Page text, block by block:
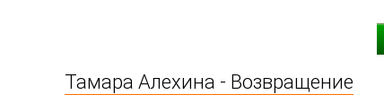
Тамара Алехина - Возвращение